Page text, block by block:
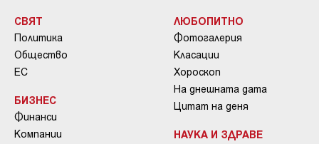
СВЯТ
Политика
Общество
ЕС
БИЗНЕС
Финанси
Компании
ЛЮБОПИТНО
Фотогалерия
Класации
Хороскоп
На днешната дата
Цитат на деня
НАУКА И ЗДРАВЕ